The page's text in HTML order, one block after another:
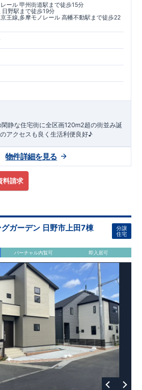
ール 甲州街道駅まで徒歩15分
日野駅まで徒歩19分
王線,多摩モノレール 高幡不動駅まで徒歩22
静な住宅街に全区画120m2超の街並み誕
アクセスも良く生活利便良好♪
料請求
物件詳細を見る
ガーデン 日野市上田7棟
分譲
住宅
バーチャル内覧可 即入居可